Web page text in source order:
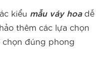
kiểu mẫu váy hoadễ
thêm các lựa chọn
chọn đúng phong